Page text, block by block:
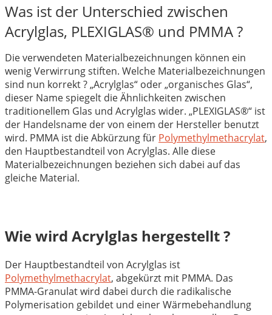
Was ist der Unterschied zwischen
Acrylglas, PLEXIGLAS® und PMMA ?
Die verwendeten Materialbezeichnungen können ein
wenig Verwirrung stiften. Welche Materialbezeichnungen
sind nun korrekt ? „Acrylglas“ oder „organisches Glas“,
dieser Name spiegelt die Ähnlichkeiten zwischen
traditionellem Glas und Acrylglas wider. „PLEXIGLAS®“ ist
der Handelsname der von einem der Hersteller benutzt
wird. PMMA ist die Abkürzung für Polymethylmethacrylat,
den Hauptbestandteil von Acrylglas. Alle diese
Materialbezeichnungen beziehen sich dabei auf das
gleiche Material.
Wie wird Acrylglas hergestellt ?
Der Hauptbestandteil von Acrylglas ist
Polymethylmethacrylat, abgekürzt mit PMMA. Das
PMMA-Granulat wird dabei durch die radikalische
Polymerisation gebildet und einer Wärmebehandlung